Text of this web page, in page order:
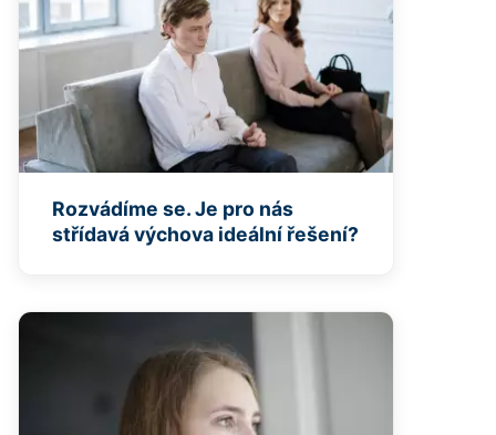
Rozvádíme se. Je pro nás
střídavá výchova ideální řešení?